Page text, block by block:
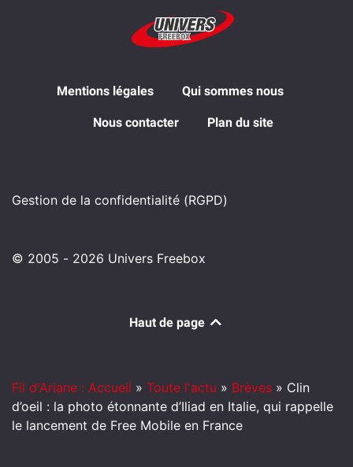
Mentions légales Qui sommes nous
Nous contacter Plan du site
Gestion de la confidentialité (RGPD)
© 2005 - 2026 Univers Freebox
Haut de page
Fil d'Ariane : Accueil » Toute l'actu » Brèves » Clin
d’oeil : la photo étonnante d’Iliad en Italie, qui rappelle
le lancement de Free Mobile en France